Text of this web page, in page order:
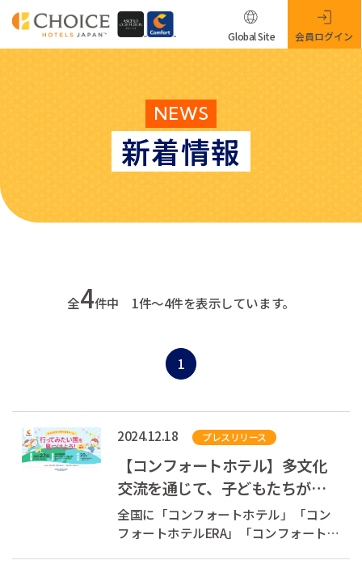
NEWS
新着情報
Global Site 会員ログイン
全4件中 1件～4件を表示しています。
1
2024.12.18 プレスリリース
【コンフォートホテル】多文化
交流を通じて、子どもたちが世
界旅行を疑似体験！小学生向け
体験イベント...
全国に「コンフォートホテル」「コン
フォートホテルERA」「コンフォートイ